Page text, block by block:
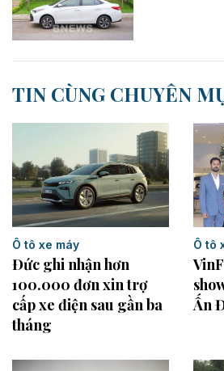
TIN CÙNG CHUYÊN
Ô tô xe máy
Đức ghi nhận hơn
100.000 đơn xin trợ
cấp xe điện sau gần ba
tháng
Ô tô
Ấn